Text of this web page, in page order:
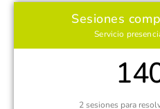
Sesiones
Servicio
2 sesiones para